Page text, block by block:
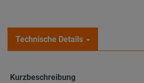
Technische Details
Kurzbeschreibung